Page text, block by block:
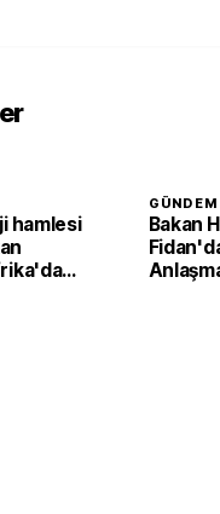
hamlesi
GÜNDEM
Bakan